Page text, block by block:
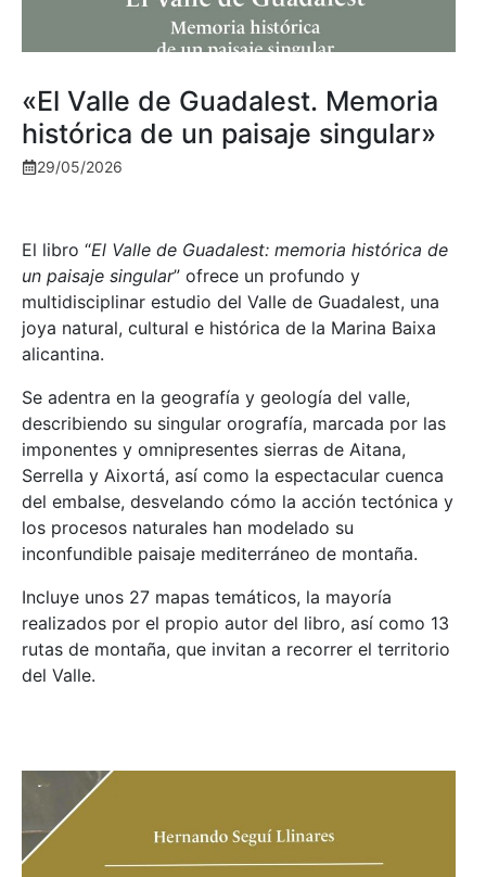
«El Valle de Guadalest. Memoria
histórica de un paisaje singular»
29/05/2026
El libro “El Valle de Guadalest: memoria histórica de
un paisaje singular” ofrece un profundo y
multidisciplinar estudio del Valle de Guadalest, una
joya natural, cultural e histórica de la Marina Baixa
alicantina.
Se adentra en la geografía y geología del valle,
describiendo su singular orografía, marcada por las
imponentes y omnipresentes sierras de Aitana,
Serrella y Aixortá, así como la espectacular cuenca
del embalse, desvelando cómo la acción tectónica y
los procesos naturales han modelado su
inconfundible paisaje mediterráneo de montaña.
Incluye unos 27 mapas temáticos, la mayoría
realizados por el propio autor del libro, así como 13
rutas de montaña, que invitan a recorrer el territorio
del Valle.